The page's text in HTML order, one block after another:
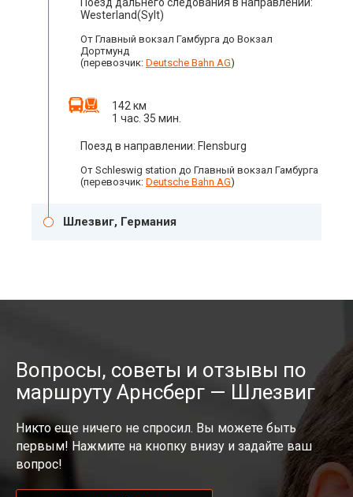
Westerland(Sylt)
От Главный вокзал Гамбурга до Вокзал
Дортмунд
(перевозчик: Deutsche Bahn AG)
142 км
1 час. 35 мин.
Поезд в направлении: Flensburg
От Schleswig station до Главный вокзал Гамбурга
(перевозчик: Deutsche Bahn AG)
Шлезвиг, Германия
Вопросы, советы и отзывы по
маршруту Арнсберг — Шлезвиг
Никто еще ничего не спросил. Вы можете быть
первым! Нажмите на кнопку внизу и задайте ваш
вопрос!